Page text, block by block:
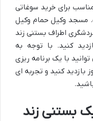
برای خرید سوغاتی
مسجد وکیل حمام وکیل
اطراف بستنی زند
کنید. با توجه به
با یک برنامه ریزی
بازدید کنید و تجربه ای
بستنی زند